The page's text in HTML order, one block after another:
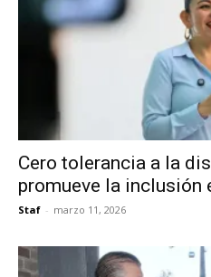
Cero tolerancia a la
promueve la inclusión
Staf - marzo 11, 2026